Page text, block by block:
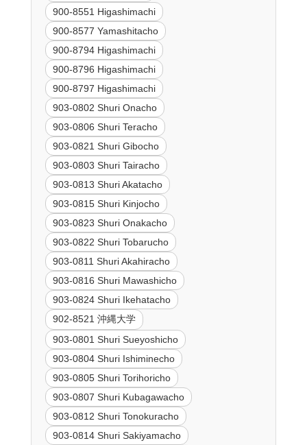
900-8551 Higashimachi
900-8577 Yamashitacho
900-8794 Higashimachi
900-8796 Higashimachi
900-8797 Higashimachi
903-0802 Shuri Onacho
903-0806 Shuri Teracho
903-0821 Shuri Gibocho
903-0803 Shuri Tairacho
903-0813 Shuri Akatacho
903-0815 Shuri Kinjocho
903-0823 Shuri Onakacho
903-0822 Shuri Tobarucho
903-0811 Shuri Akahiracho
903-0816 Shuri Mawashicho
903-0824 Shuri Ikehatacho
902-8521 沖縄大学
903-0801 Shuri Sueyoshicho
903-0804 Shuri Ishiminecho
903-0805 Shuri Torihoricho
903-0807 Shuri Kubagawacho
903-0812 Shuri Tonokuracho
903-0814 Shuri Sakiyamacho